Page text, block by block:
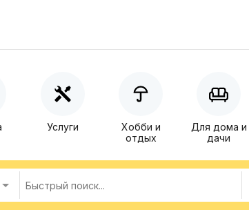
Услуги
Хобби и
отдых
Для дома и
дачи